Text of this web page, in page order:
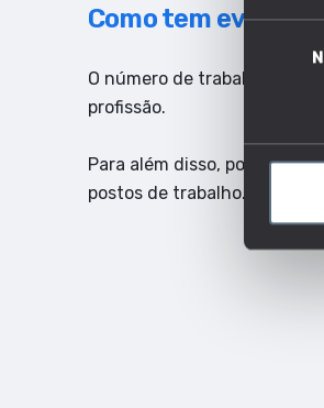
Como tem
O número de trabalhadores
profissão.
Para além disso, poderás
postos de trabalho.